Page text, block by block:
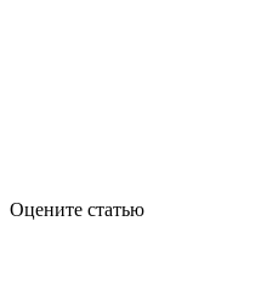
Оцените статью